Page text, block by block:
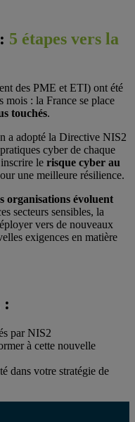
5 étapes vers la
des PME et ETI) ont été
mois : la France se place
touchés.
a adopté la Directive NIS2
cyber de chaque
le risque cyber au
une meilleure résilience.
organisations évoluent
secteurs sensibles, la
vers de nouveaux
exigences en matière
:
par NIS2
à cette nouvelle
dans votre stratégie de